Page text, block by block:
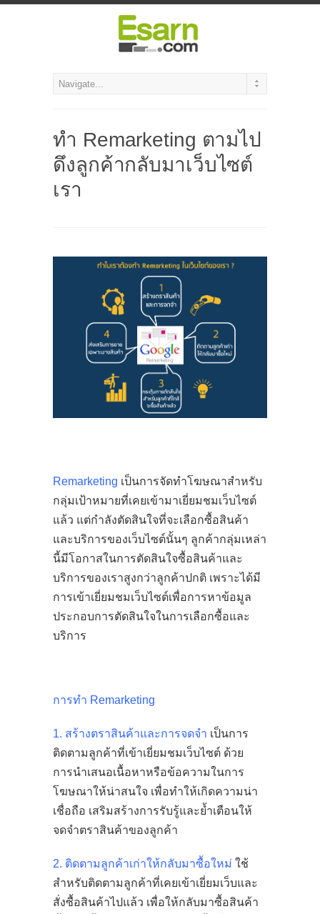
ทำ Remarketing ตามไป
ดึงลูกค้ากลับมาเว็บไซต์
เรา
Remarketing เป็นการจัดทำโฆษณาสำหรับ
กลุ่มเป้าหมายที่เคยเข้ามาเยี่ยมชมเว็บไซต์
แล้ว แต่กำลังตัดสินใจที่จะเลือกซื้อสินค้า
และบริการของเว็บไซต์นั้นๆ ลูกค้ากลุ่มเหล่า
นี้มีโอกาสในการตัดสินใจซื้อสินค้าและ
บริการของเราสูงกว่าลูกค้าปกติ เพราะได้มี
การเข้าเยี่ยมชมเว็บไซต์เพื่อการหาข้อมูล
ประกอบการตัดสินใจในการเลือกซื้อและ
บริการ
การทำ Remarketing
1. สร้างตราสินค้าและการจดจำ เป็นการ
ติดตามลูกค้าที่เข้าเยี่ยมชมเว็บไซต์ ด้วย
การนำเสนอเนื้อหาหรือข้อความในการ
โฆษณาให้น่าสนใจ เพื่อทำให้เกิดความน่า
เชื่อถือ เสริมสร้างการรับรู้และย้ำเตือนให้
จดจำตราสินค้าของลูกค้า
2. ติดตามลูกค้าเก่าให้กลับมาซื้อใหม่ ใช้
สำหรับติดตามลูกค้าที่เคยเข้าเยี่ยมเว็บและ
สั่งซื้อสินค้าไปแล้ว เพื่อให้กลับมาซื้อสินค้า